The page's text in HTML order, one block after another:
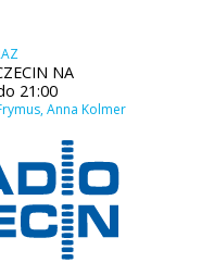
NA
21:00
Anna Kolmer